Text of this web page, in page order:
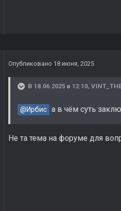
Опубликовано 18 июня, 2025
В 18.06.2025 в 12:10,
@Ирбис а в чём суть
Не та тема на форуме для